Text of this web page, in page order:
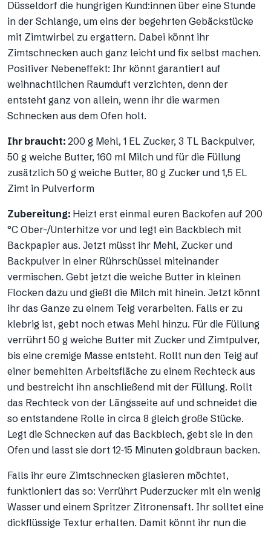
Düsseldorf die hungrigen Kund:innen über eine Stunde
in der Schlange, um eins der begehrten Gebäckstücke
mit Zimtwirbel zu ergattern. Dabei könnt ihr
Zimtschnecken auch ganz leicht und fix selbst machen.
Positiver Nebeneffekt: Ihr könnt garantiert auf
weihnachtlichen Raumduft verzichten, denn der
entsteht ganz von allein, wenn ihr die warmen
Schnecken aus dem Ofen holt.
Ihr braucht: 200 g Mehl, 1 EL Zucker, 3 TL Backpulver,
50 g weiche Butter, 160 ml Milch und für die Füllung
zusätzlich 50 g weiche Butter, 80 g Zucker und 1,5 EL
Zimt in Pulverform
Zubereitung: Heizt erst einmal euren Backofen auf 200
°C Ober-/Unterhitze vor und legt ein Backblech mit
Backpapier aus. Jetzt müsst ihr Mehl, Zucker und
Backpulver in einer Rührschüssel miteinander
vermischen. Gebt jetzt die weiche Butter in kleinen
Flocken dazu und gießt die Milch mit hinein. Jetzt könnt
ihr das Ganze zu einem Teig verarbeiten. Falls er zu
klebrig ist, gebt noch etwas Mehl hinzu. Für die Füllung
verrührt 50 g weiche Butter mit Zucker und Zimtpulver,
bis eine cremige Masse entsteht. Rollt nun den Teig auf
einer bemehlten Arbeitsfläche zu einem Rechteck aus
und bestreicht ihn anschließend mit der Füllung. Rollt
das Rechteck von der Längsseite auf und schneidet die
so entstandene Rolle in circa 8 gleich große Stücke.
Legt die Schnecken auf das Backblech, gebt sie in den
Ofen und lasst sie dort 12-15 Minuten goldbraun backen.
Falls ihr eure Zimtschnecken glasieren möchtet,
funktioniert das so: Verrührt Puderzucker mit ein wenig
Wasser und einem Spritzer Zitronensaft. Ihr solltet eine
dickflüssige Textur erhalten. Damit könnt ihr nun die